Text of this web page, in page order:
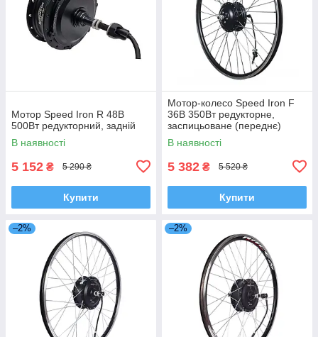
Мотор Speed Iron R 48В
500Вт редукторний, задній
В наявності
5 152 ₴ 5 290 ₴
Купити
Мотор-колесо Speed Iron F
36В 350Вт редукторне,
заспицьоване (переднє)
В наявності
5 382 ₴ 5 520 ₴
Купити
–2% –2%